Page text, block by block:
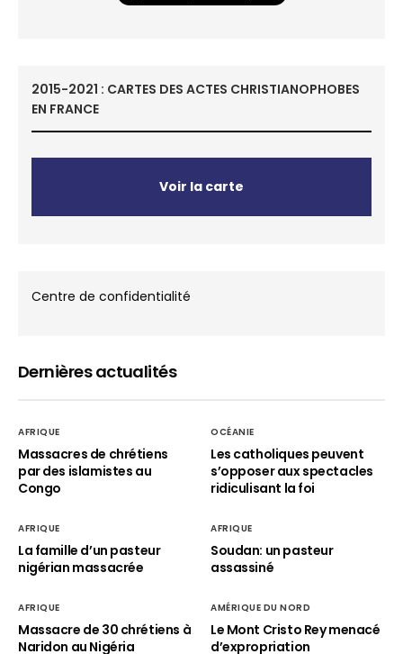
2015-2021 : CARTES DES ACTES CHRISTIANOPHOBES
EN FRANCE
Voir la carte
Centre de confidentialité
Dernières actualités
AFRIQUE
Massacres de chrétiens
par des islamistes au
Congo
OCÉANIE
Les catholiques peuvent
s’opposer aux spectacles
ridiculisant la foi
AFRIQUE
La famille d’un pasteur
nigérian massacrée
AFRIQUE
Soudan: un pasteur
assassiné
AFRIQUE
Massacre de 30 chrétiens à
Naridon au Nigéria
AMÉRIQUE DU NORD
Le Mont Cristo Rey menacé
d’expropriation